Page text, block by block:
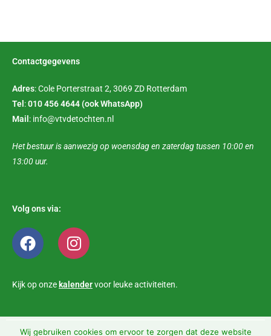
Contactgegevens
Adres: Cole Porterstraat 2, 3069 ZD Rotterdam
Tel :010 456 4644 (ook WhatsApp)
Mail : info@vtvdetochten.nl
Het bestuur is aanwezig op woensdag en zaterdag tussen 10:00 en
13:00 uur.
Volg ons via:
Kijk op onze kalendervoor leuke activiteiten.
Wij gebruiken cookies om ervoor te zorgen dat deze website